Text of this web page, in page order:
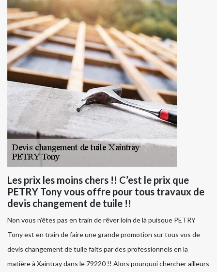
Les prix les moins chers !! C’est le prix que
PETRY Tony vous offre pour tous travaux de
devis changement de tuile !!
Non vous n’êtes pas en train de rêver loin de là puisque PETRY
Tony est en train de faire une grande promotion sur tous vos de
devis changement de tuile faits par des professionnels en la
matière à Xaintray dans le 79220 !! Alors pourquoi chercher ailleurs